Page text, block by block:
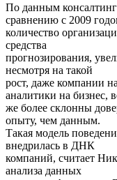
По данным
сравнению с 2009
количество
средства
прогнозирования,
несмотря на такой
рост, даже компании
аналитики на бизнес,
же более склонны
опыту, чем данным.
Такая модель
внедрилась в ДНК
компаний, считает
анализа данных